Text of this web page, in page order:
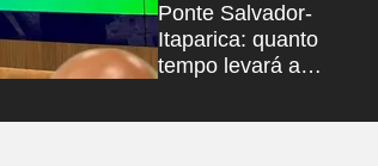
Ponte Salvador-
Itaparica: quanto
tempo levará a